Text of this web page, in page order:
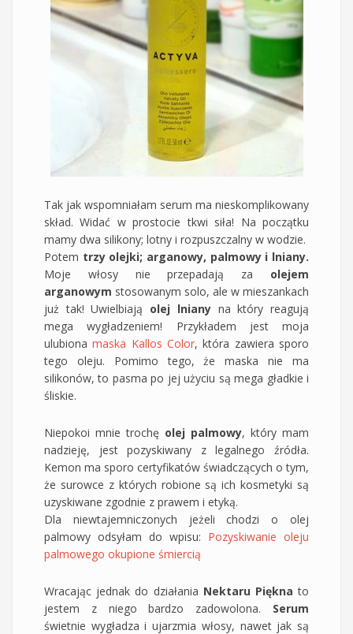
Tak jak wspomniałam serum ma nieskomplikowany
skład. Widać w prostocie tkwi siła! Na początku
mamy dwa silikony; lotny i rozpuszczalny w wodzie.
Potem trzy olejki; arganowy, palmowy i lniany.
Moje włosy nie przepadają za olejem
arganowym stosowanym solo, ale w mieszankach
już tak! Uwielbiają olej lnianyna który reagują
mega wygładzeniem! Przykładem jest moja
ulubionamaska Kallos Color, która zawiera sporo
tego oleju. Pomimo tego, że maska nie ma
silikonów, to pasma po jej użyciu są mega gładkie i
śliskie.
Niepokoi mnie trochę olej palmowy, który mam
nadzieję, jest pozyskiwany z legalnego źródła.
Kemon ma sporo certyfikatów świadczących o tym,
że surowce z których robione są ich kosmetyki są
uzyskiwane zgodnie z prawem i etyką.
Dla niewtajemniczonych jeżeli chodzi o olej
palmowy odsyłam do wpisu: Pozyskiwanie oleju
palmowego okupione śmiercią
Wracając jednak do działania Nektaru Piękna to
jestem z niego bardzo zadowolona. Serum
świetnie wygładza i ujarzmia włosy, nawet jak są